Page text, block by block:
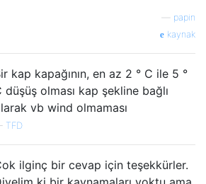
papin
kaynak
kap kapağının, en az 2 ° C ile 5 °
düşüş olması kap şekline bağlı
vb wind olmaması
TFD
ilginç bir cevap için teşekkürler.